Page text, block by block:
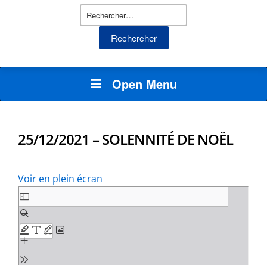
Rechercher :
Open Menu
25/12/2021 – SOLENNITÉ DE NOËL
Voir en plein écran
Aller
au
contenu
PDF